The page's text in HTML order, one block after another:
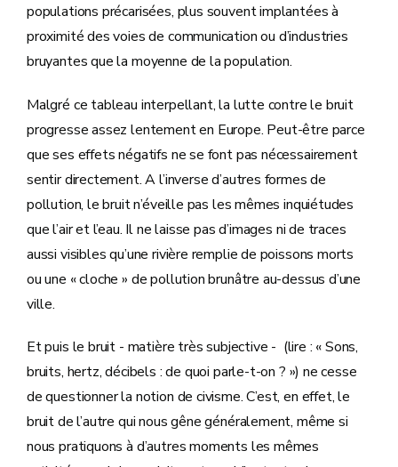
populations précarisées, plus souvent implantées à
proximité des voies de communication ou d’industries
bruyantes que la moyenne de la population.
Malgré ce tableau interpellant, la lutte contre le bruit
progresse assez lentement en Europe. Peut-être parce
que ses effets négatifs ne se font pas nécessairement
sentir directement. A l’inverse d’autres formes de
pollution, le bruit n’éveille pas les mêmes inquiétudes
que l’air et l’eau. Il ne laisse pas d’images ni de traces
aussi visibles qu’une rivière remplie de poissons morts
ou une « cloche » de pollution brunâtre au-dessus d’une
ville.
Et puis le bruit - matière très subjective - (lire : « Sons,
bruits, hertz, décibels : de quoi parle-t-on ? ») ne cesse
de questionner la notion de civisme. C’est, en effet, le
bruit de l’autre qui nous gêne généralement, même si
nous pratiquons à d’autres moments les mêmes